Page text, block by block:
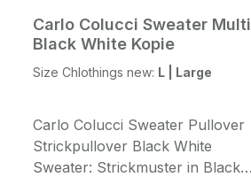
Carlo Colucci Sweater Multi
Black White Kopie
Size Chlothings new: L | Large
Carlo Colucci Sweater Pullover
Strickpullover Black White
Sweater: Strickmuster in Black